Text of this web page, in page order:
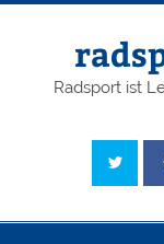
Radsport ist